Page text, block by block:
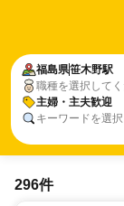
福島県笹木野駅
職種を選択して
主婦・主夫歓迎
キーワードを選
296件